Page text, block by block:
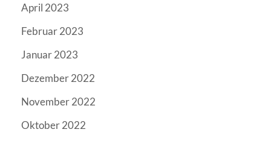
April 2023
Februar 2023
Januar 2023
Dezember 2022
November 2022
Oktober 2022